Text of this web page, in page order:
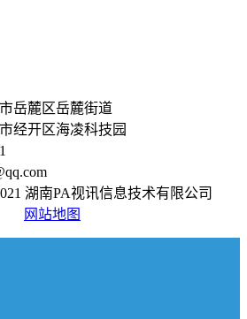
岳麓区岳麓街道
经开区海凌科技园
湖南PA视讯信息技术有限公司
网站地图